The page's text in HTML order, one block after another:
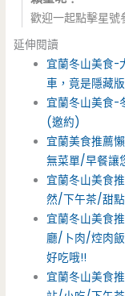
歡迎一起點擊星號
延伸閱讀
宜蘭冬山美食-
車，竟是隱藏
宜蘭冬山美食-
(邀約)
宜蘭美食推薦
無菜單/早餐讓
宜蘭冬山美食
然/下午茶/甜
宜蘭冬山美食
廳/卜肉/焢肉
好吃哦!!
宜蘭冬山美食